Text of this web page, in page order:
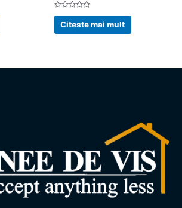
Evaluat
din
Citeste mai mult